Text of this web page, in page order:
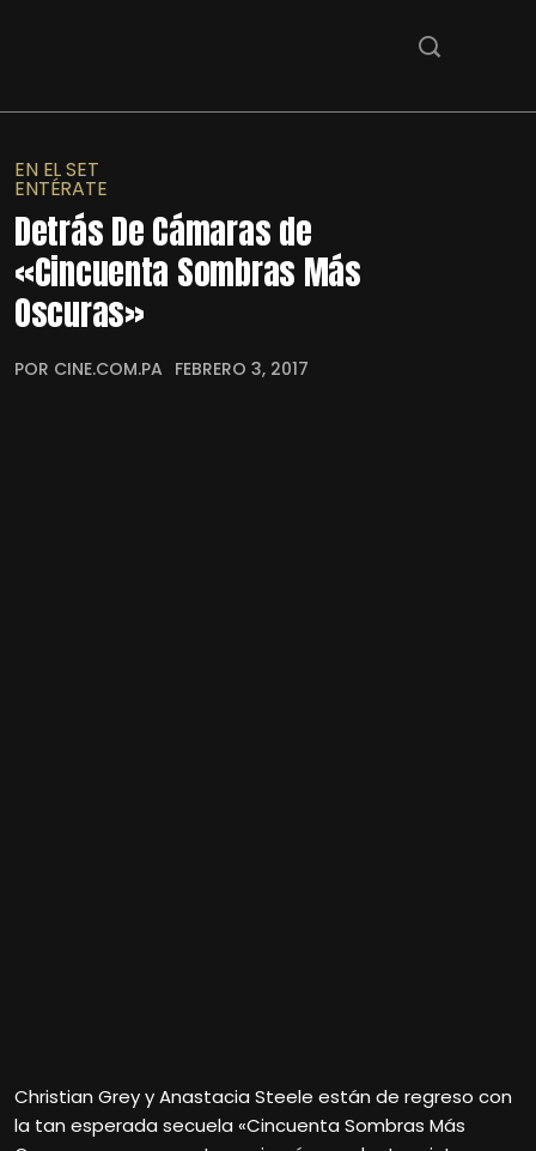
EN EL SET
ENTÉRATE
Detrás De Cámaras de
«Cincuenta Sombras Más
Oscuras»
POR CINE.COM.PA FEBRERO 3, 2017
Christian Grey y Anastacia Steele están de regreso con
la tan esperada secuela «Cincuenta Sombras Más